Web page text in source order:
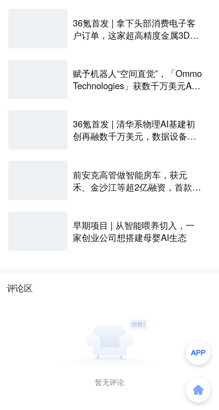
36氪首发 | 拿下头部消费电子客
户订单，这家超高精度金属3D打
赋予机器人“空间直觉”，「Ommo
Technologies」获数千万美元A轮
36氪首发 | 清华系物理AI基建初
创再融数千万美元，数据设备进
前安克高管做智能房车，获元
禾、金沙江等超2亿融资，首款产
早期项目 | 从智能喂养切入，一
家创业公司想搭建母婴AI生态
评论区
暂无评论